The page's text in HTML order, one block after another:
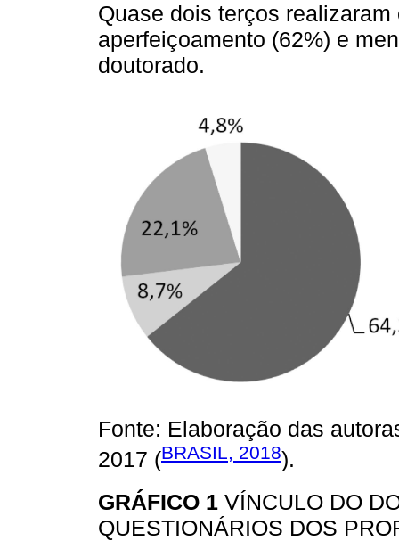
Quase dois terços
aperfeiçoamento (62%) e
doutorado.
Fonte: Elaboração das
2017 (BRASIL, 2018).
GRÁFICO 1 VÍNCULO DO
QUESTIONÁRIOS DOS